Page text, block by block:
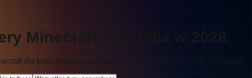
Minecraft: Anguilla w 2026
dla kraju Anguilla według popularności, trybu gry i liczby graczy.